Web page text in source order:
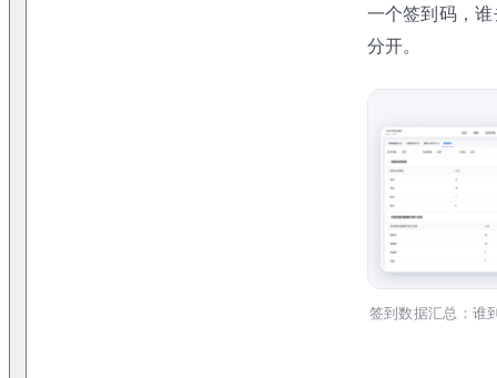
一个签到码，
分开。
签到数据汇总：谁